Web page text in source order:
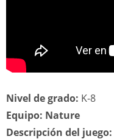
Nivel de grado: K-8
Equipo: Nature
Descripción del juego: